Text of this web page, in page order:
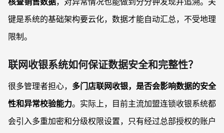
键是系统的基础架构要云化，数据才能自动汇总，不受地理
限制。
联网收银系统如何保证数据安全和完整性？
很多管理者担心， 多门店联网收银，是否会影响数据的安全
性和异常校验能力。实际上，目前主流加盟连锁收银系统都
会引入多重加密和分级权限设置，只有经过总部授权的账户